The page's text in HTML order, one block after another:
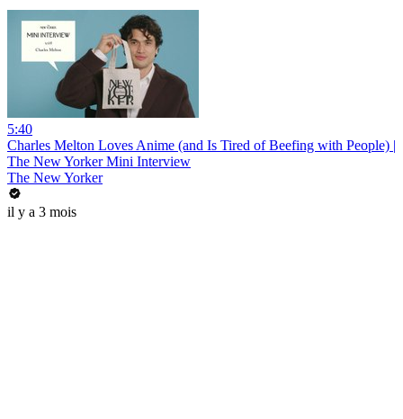
5:40
Charles Melton Loves Anime (and Is Tired of Beefing with People) |
The New Yorker Mini Interview
The New Yorker
il y a 3 mois